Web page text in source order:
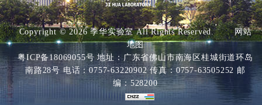
Copyright ©2026 季华实验室 All Rights Reserved.
网站
地图
粤ICP备18069055号地址：广东省佛山市南海区桂城街道环岛
南路28号 电话：0757-63220902 传真：0757-63505252 邮
编：528200